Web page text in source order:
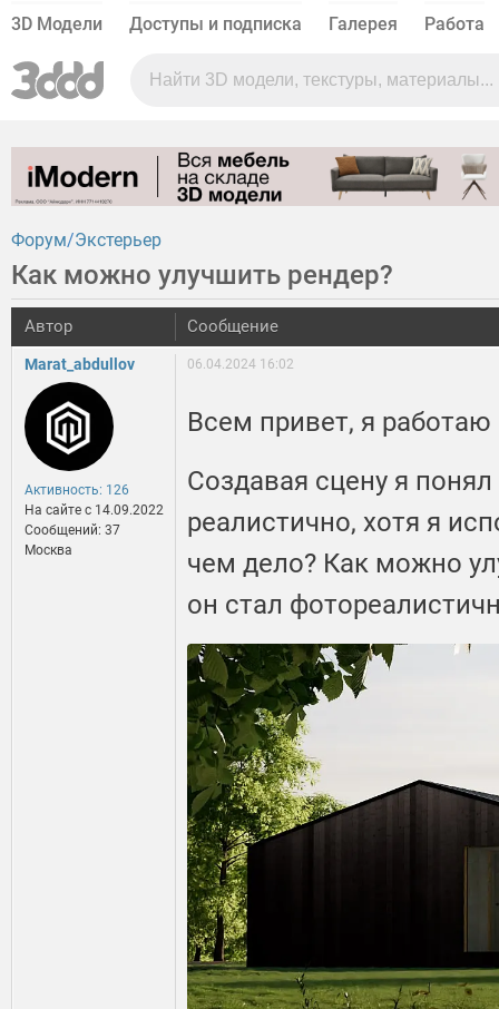
3D Модели Доступы и подписка Галерея Работа
Форум Экстерьер
Как можно улучшить рендер?
Автор Сообщение
Marat_abdullov
Активность: 126
На сайте c 14.09.2022
Сообщений: 37
Москва
06.04.2024 16:02
Всем привет, я
Создавая сцену я
реалистично, хотя я
чем дело? Как можно
он стал